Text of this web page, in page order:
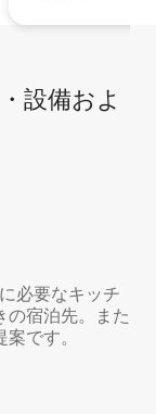
設⁠備⁠およ
必要なキッチ
の宿泊先。また
です。